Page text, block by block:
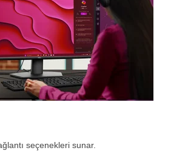
seçenekleri sunar.